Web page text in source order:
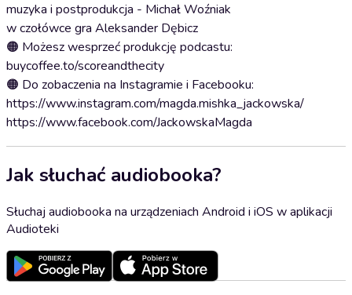
muzyka i postprodukcja - Michał Woźniak
w czołówce gra Aleksander Dębicz
🟠 Możesz wesprzeć produkcję podcastu:
buycoffee.to/scoreandthecity
🟠 Do zobaczenia na Instagramie i Facebooku:
https://www.instagram.com/magda.mishka_jackowska/
https://www.facebook.com/JackowskaMagda
Jak słuchać audiobooka?
Słuchaj audiobooka na urządzeniach Android i iOS w aplikacji
Audioteki